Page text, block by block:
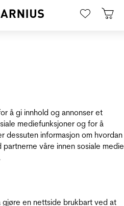
å gi innhold og annonser et
mediefunksjoner og for å
dessuten informasjon om hvordan
våre innen sosiale
en nettside brukbart ved at